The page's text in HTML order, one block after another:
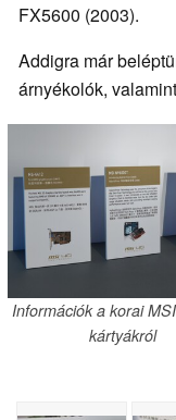
FX5600 (2003).
Addigra már
árnyékolók,
Információk a korai
kártyákról